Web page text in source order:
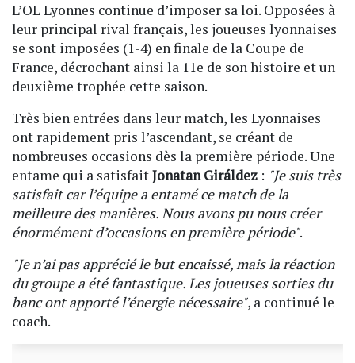
L’OL Lyonnes continue d’imposer sa loi. Opposées à
leur principal rival français, les joueuses lyonnaises
se sont imposées (1-4) en finale de la Coupe de
France, décrochant ainsi la 11e de son histoire et un
deuxième trophée cette saison.
Très bien entrées dans leur match, les Lyonnaises
ont rapidement pris l’ascendant, se créant de
nombreuses occasions dès la première période. Une
entame qui a satisfaitJonatan Giráldez : "Je suis très
satisfait car l’équipe a entamé ce match de la
meilleure des manières. Nous avons pu nous créer
énormément d’occasions en première période".
"Je n’ai pas apprécié le but encaissé, mais la réaction
du groupe a été fantastique. Les joueuses sorties du
banc ont apporté l’énergie nécessaire", a continué le
coach.